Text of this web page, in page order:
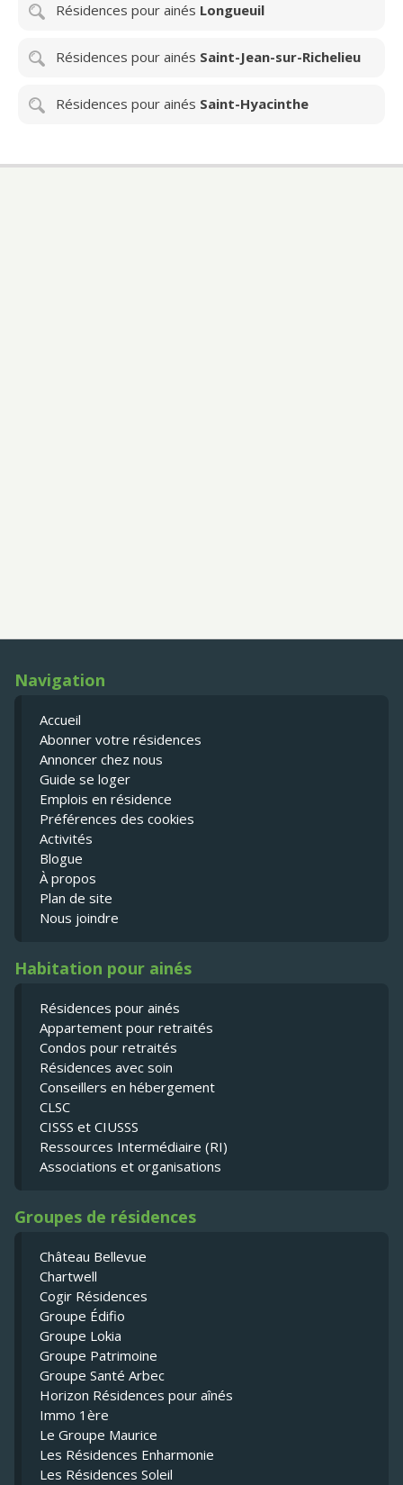
Résidences pour ainés Longueuil
Résidences pour ainés Saint-Jean-sur-Richelieu
Résidences pour ainés Saint-Hyacinthe
Navigation
Accueil
Abonner votre résidences
Annoncer chez nous
Guide se loger
Emplois en résidence
Préférences des cookies
Activités
Blogue
À propos
Plan de site
Nous joindre
Habitation pour ainés
Résidences pour ainés
Appartement pour retraités
Condos pour retraités
Résidences avec soin
Conseillers en hébergement
CLSC
CISSS et CIUSSS
Ressources Intermédiaire (RI)
Associations et organisations
Groupes de résidences
Château Bellevue
Chartwell
Cogir Résidences
Groupe Édifio
Groupe Lokia
Groupe Patrimoine
Groupe Santé Arbec
Horizon Résidences pour aînés
Immo 1ère
Le Groupe Maurice
Les Résidences Enharmonie
Les Résidences Soleil